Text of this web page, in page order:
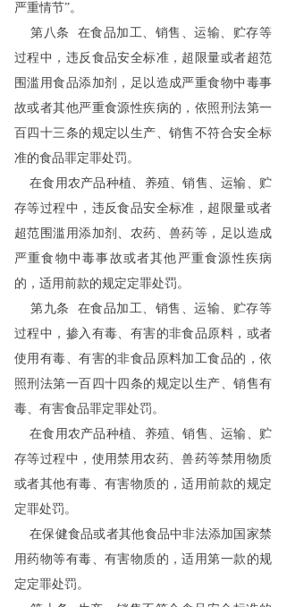
严重情节”。
第八条 在食品加工、销售、运输、贮存等
过程中，违反食品安全标准，超限量或者超范
围滥用食品添加剂，足以造成严重食物中毒事
故或者其他严重食源性疾病的，依照刑法第一
百四十三条的规定以生产、销售不符合安全标
准的食品罪定罪处罚。
在食用农产品种植、养殖、销售、运输、贮
存等过程中，违反食品安全标准，超限量或者
超范围滥用添加剂、农药、兽药等，足以造成
严重食物中毒事故或者其他严重食源性疾病
的，适用前款的规定定罪处罚。
第九条 在食品加工、销售、运输、贮存等
过程中，掺入有毒、有害的非食品原料，或者
使用有毒、有害的非食品原料加工食品的，依
照刑法第一百四十四条的规定以生产、销售有
毒、有害食品罪定罪处罚。
在食用农产品种植、养殖、销售、运输、贮
存等过程中，使用禁用农药、兽药等禁用物质
或者其他有毒、有害物质的，适用前款的规定
定罪处罚。
在保健食品或者其他食品中非法添加国家禁
用药物等有毒、有害物质的，适用第一款的规
定定罪处罚。